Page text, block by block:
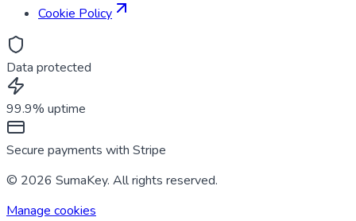
Cookie Policy
Data protected
99.9% uptime
Secure payments with Stripe
© 2026 SumaKey. All rights reserved.
Manage cookies